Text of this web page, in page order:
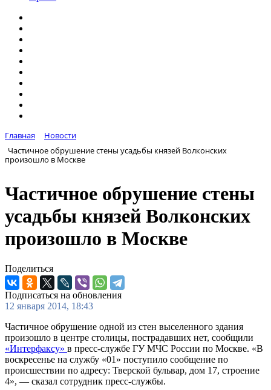
Главная
Новости
Частичное обрушение стены усадьбы князей Волконских
произошло в Москве
Частичное обрушение стены
усадьбы князей Волконских
произошло в Москве
Поделиться
Подписаться на обновления
12 января 2014, 18:43
Частичное обрушение одной из стен выселенного здания
произошло в центре столицы, пострадавших нет, сообщили
«Интерфаксу» в пресс-службе ГУ МЧС России по Москве. «В
воскресенье на службу «01» поступило сообщение по
происшествии по адресу: Тверской бульвар, дом 17, строение
4», — сказал сотрудник пресс-службы.